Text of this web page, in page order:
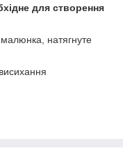
для створення
натягнуте